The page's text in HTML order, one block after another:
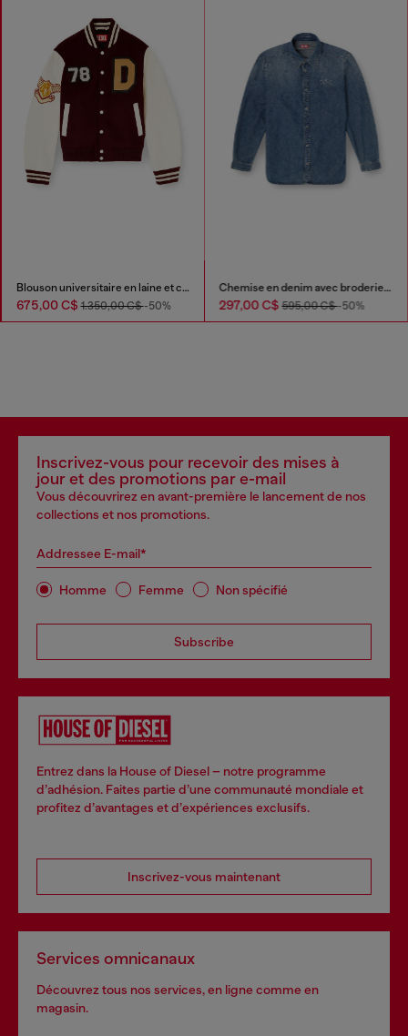
Blouson universitaire en laine et cuir
675,00 C$ 1.350,00 C$-50%
Chemise en denim avec broderie au dos
297,00 C$595,00 C$-50%
Inscrivez-vous pour recevoir des mises à
jour et des promotions par e-mail
Vous découvrirez en avant-première le lancement de nos
collections et nos promotions.
Addressee E-mail*
Homme Femme Non spécifié
Subscribe
Entrez dans la House of Diesel – notre programme
d’adhésion. Faites partie d’une communauté mondiale et
profitez d’avantages et d’expériences exclusifs.
Inscrivez-vous maintenant
Services omnicanaux
Découvrez tous nos services, en ligne comme en
magasin.